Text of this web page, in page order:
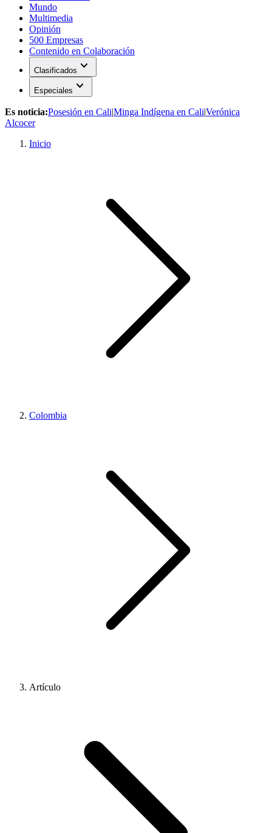
Mundo
Multimedia
Opinión
500 Empresas
Contenido en Colaboración
Clasificados expand_more
Especiales expand_more
Es noticia:Posesión en Cali|Minga Indígena en Cali|Verónica
Alcocer
Inicio
Colombia
Artículo